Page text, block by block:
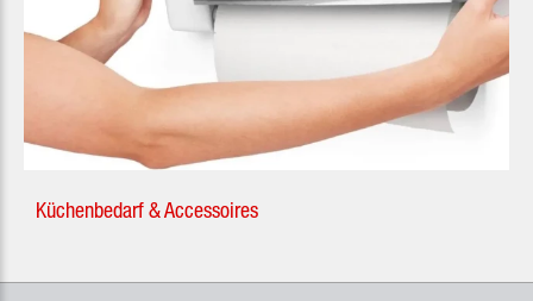
Küchenbedarf & Accessoires